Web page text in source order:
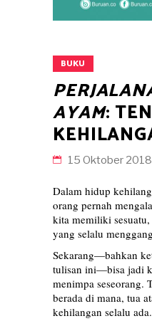
BUKU
AYAM:
15 Oktober 2018
Dalam hidup
orang pernah
kita memiliki
yang selalu
Sekarang—bahkan
tulisan ini—bisa jadi
menimpa seseorang.
berada di mana, tua
kehilangan selalu